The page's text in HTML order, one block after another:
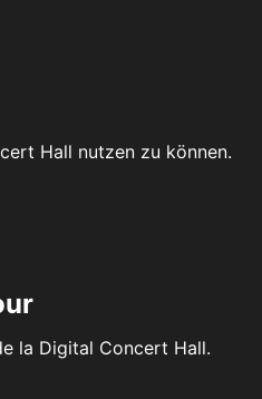
Hall nutzen zu können.
la Digital Concert Hall.